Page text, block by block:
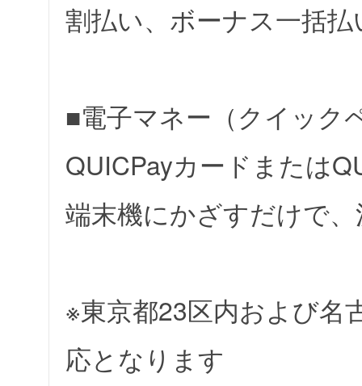
割払い、ボーナス一括
■電子マネー（クイック
QUICPayカードまたは
端末機にかざすだけで
※東京都23区内および名
応となります